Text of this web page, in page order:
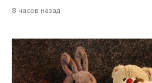
8 часов назад